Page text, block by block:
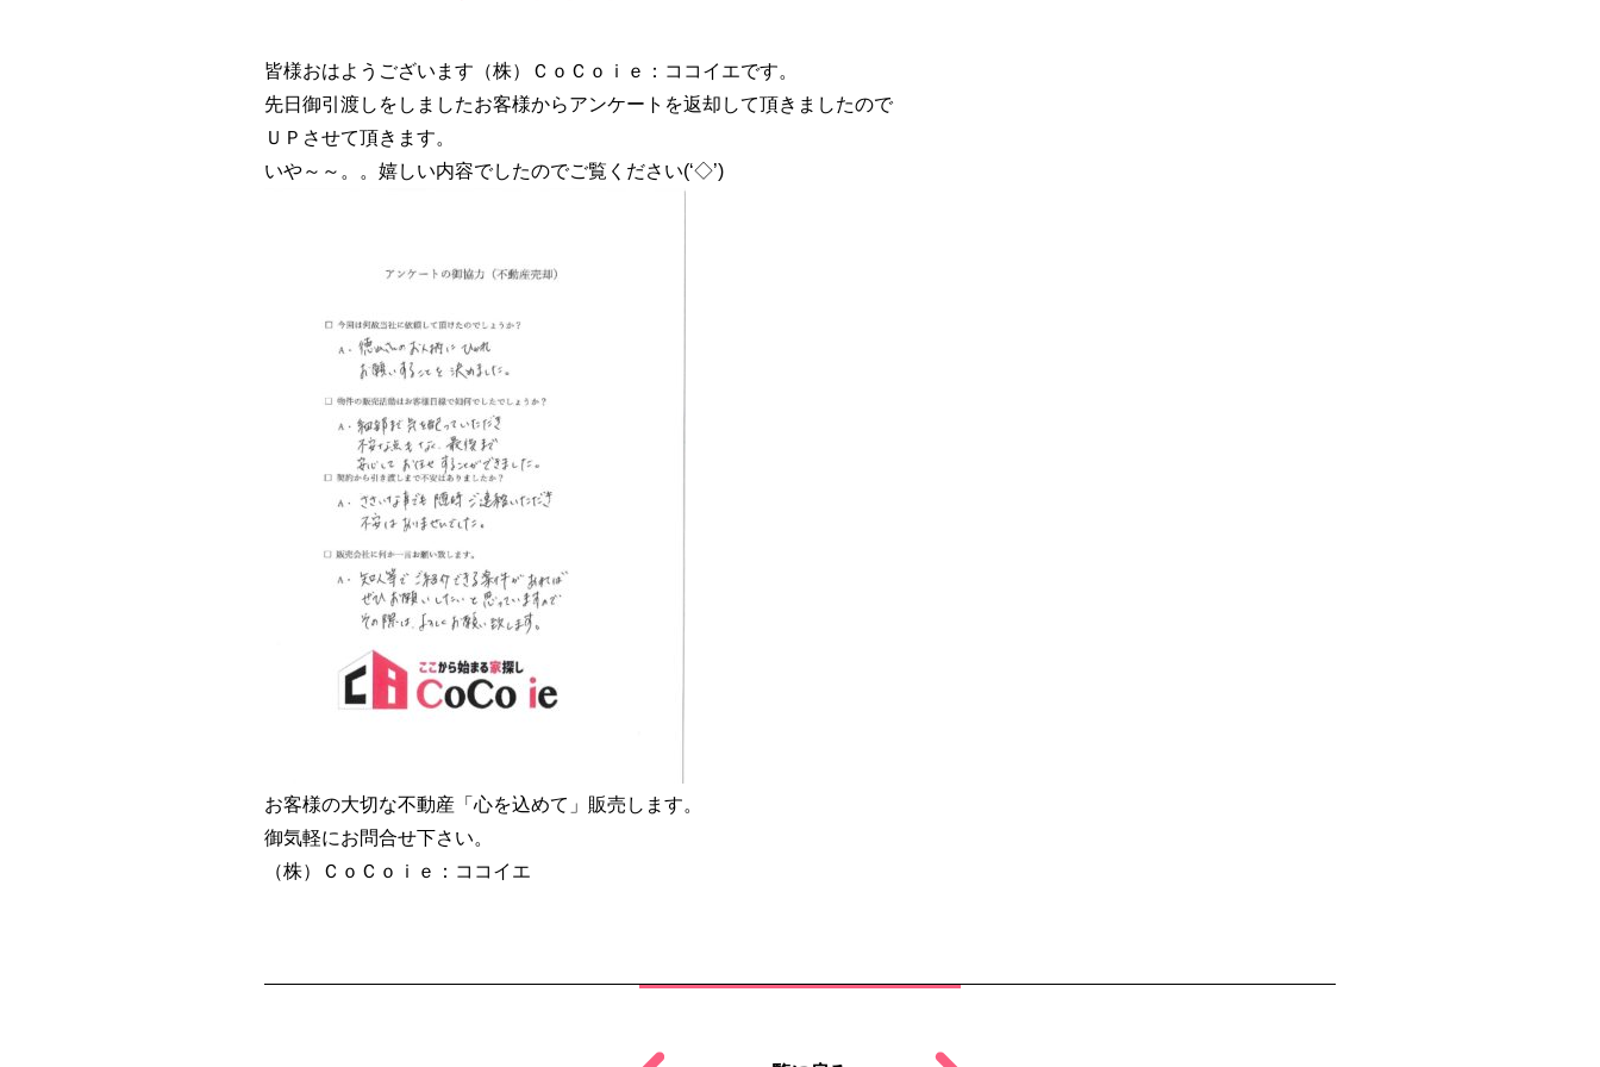
皆様おはようございます（株）ＣｏＣｏｉｅ：ココイエです。
先日御引渡しをしましたお客様からアンケートを返却して頂きましたので
ＵＰさせて頂きます。
いや～～。。嬉しい内容でしたのでご覧ください(‘◇’)ゞ
お客様の大切な不動産「心を込めて」販売します。
御気軽にお問合せ下さい。
（株）ＣｏＣｏｉｅ：ココイエ